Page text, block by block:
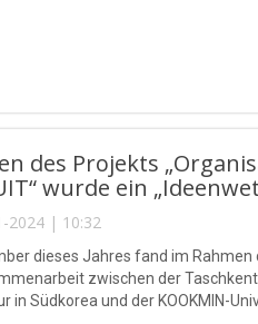
des Projekts
wurde ein
2024 | 10:32
dieses Jahres fand im
zwischen der
in Südkorea und der KOOKMIN-